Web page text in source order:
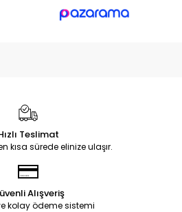
Teslimat
kısa sürede elinize ulaşır.
Alışveriş
kolay ödeme sistemi